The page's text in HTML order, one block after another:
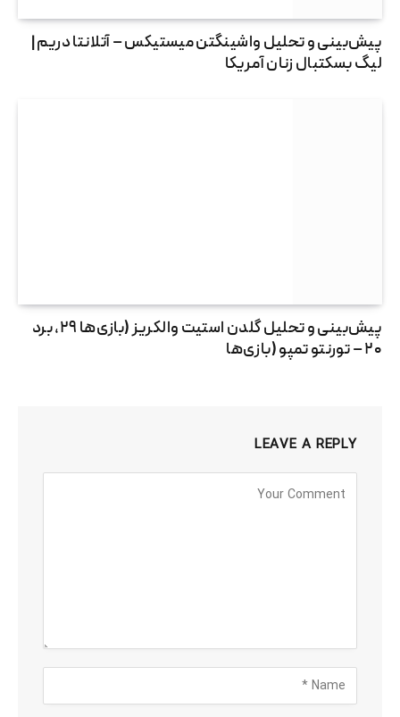
پیش‌بینی و تحلیل واشینگتن میستیکس – آتلانتا دریم |
لیگ بسکتبال زنان آمریکا
پیش‌بینی و تحلیل گلدن استیت والکریز (بازی‌ها ۲۹، برد
۲۰ – تورنتو تمپو (بازی‌ها
LEAVE A REPLY